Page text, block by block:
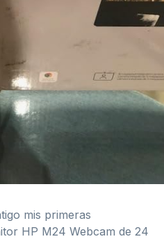
mis primeras
HP M24 Webcam de 24